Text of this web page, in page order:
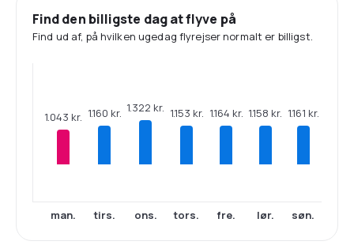
Find den billigste dag at flyve på
Find ud af, på hvilken ugedag flyrejser normalt er billigst.
1.043 kr.
man.
1.160 kr.
tirs.
1.322 kr.
ons.
1.153 kr.
tors.
1.164 kr.
fre.
1.158 kr.
lør.
1.161 kr.
søn.